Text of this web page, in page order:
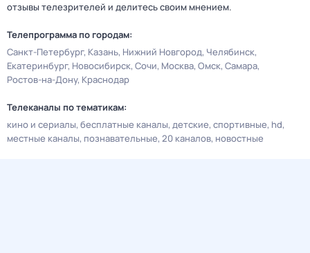
отзывы телезрителей и делитесь своим мнением.
Телепрограмма по городам:
Санкт-Петербург Казань Нижний Новгород Челябинск
Екатеринбург Новосибирск Сочи Москва Омск Самара
Ростов-на-Дону Краснодар
Телеканалы по тематикам:
кино и сериалы бесплатные каналы детские спортивные hd
местные каналы познавательные 20 каналов новостные